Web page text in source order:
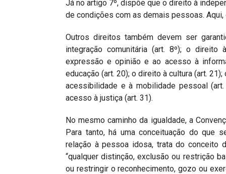
Já no artigo 7º, dispõe que o direito à
de condições com as demais pessoas.
Outros direitos também devem ser
integração comunitária (art. 8º); o
expressão e opinião e ao acesso à
educação (art. 20); o direito à cultura (art.
acessibilidade e à mobilidade pessoal
acesso à justiça (art. 31).
No mesmo caminho da igualdade, a
Para tanto, há uma conceituação do que
relação à pessoa idosa, trata do conceito
“qualquer distinção, exclusão ou restrição
ou restringir o reconhecimento, gozo ou